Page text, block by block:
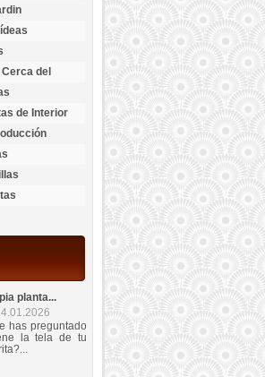
Cerca del
de Interior
planta...
has preguntado
la tela de tu